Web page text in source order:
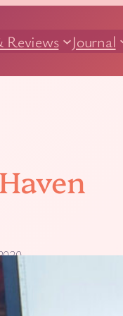
Reviews Journal
Haven – Tipps
Haven müsst ihr auf die